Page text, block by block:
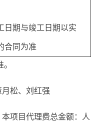
日期与竣工日期以实
合同为准
松、刘红强
项目代理费总金额：人